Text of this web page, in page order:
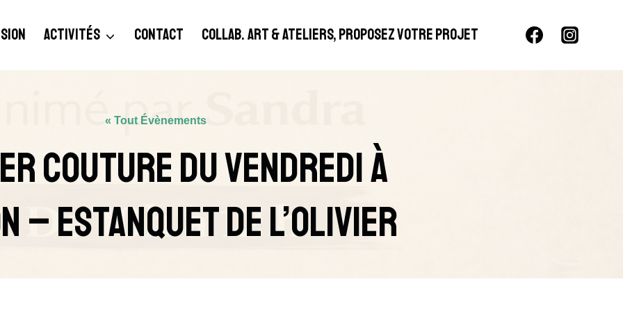
ACTIVITÉS CONTACT COLLAB. ART & ATELIERS, PROPOSEZ VOTRE PROJET
« Tout Évènements
Couture Du Vendredi À
– Estanquet De L’Olivier